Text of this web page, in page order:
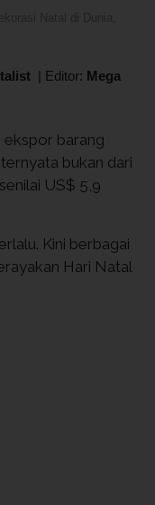
| Editor: Mega
ekspor barang
bukan dari
US$ 5,9
Kini berbagai
Hari Natal